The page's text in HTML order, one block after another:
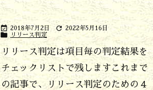
 2018年7月2日  2022年5月16日
 リリース判定
リリース判定は項目毎の判定結果を
チェックリストで残しますこれまで
の記事で、リリース判定のための４